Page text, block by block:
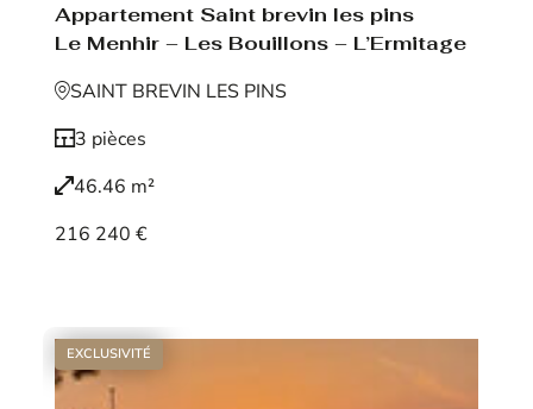
Appartement Saint brevin les pins
Le Menhir – Les Bouillons – L’Ermitage
SAINT BREVIN LES PINS
3 pièces
46.46 m²
216 240 €
EXCLUSIVITÉ